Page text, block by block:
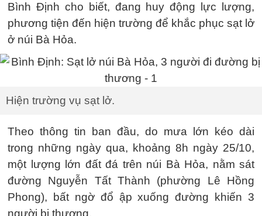
Bình Định cho biết, đang huy động lực lượng,
phương tiện đến hiện trường để khắc phục sạt lở
ở núi Bà Hỏa.
Hiện trường vụ sạt lở.
Theo thông tin ban đầu, do mưa lớn kéo dài
trong những ngày qua, khoảng 8h ngày 25/10,
một lượng lớn đất đá trên núi Bà Hỏa, nằm sát
đường Nguyễn Tất Thành (phường Lê Hồng
Phong), bất ngờ đổ ập xuống đường khiến 3
người bị thương.